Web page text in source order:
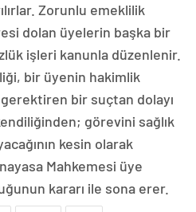
Zorunlu emeklilik
dolan üyelerin başka bir
işleri kanunla düzenlenir.
bir üyenin hakimlik
gerektiren bir suçtan dolayı
görevini sağlık
kesin olarak
Mahkemesi üye
kararı ile sona erer.